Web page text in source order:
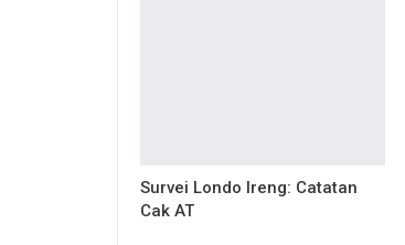
Survei Londo Ireng: Catatan
Cak AT